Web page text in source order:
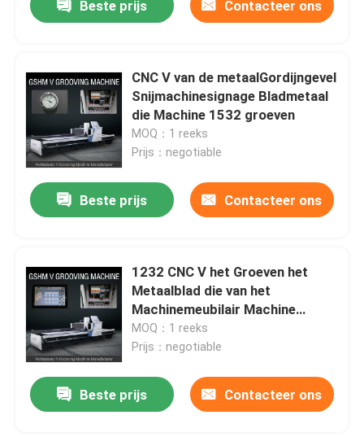
Beste prijs Contacteer ons
CNC V van de metaalGordijngevel
Snijmachinesignage Bladmetaal
die Machine 1532 groeven
MOQ：1 reeks
Prijs：negotiable
Beste prijs Contacteer ons
1232 CNC V het Groeven het
Metaalblad die van het
Machinemeubilair Machine
groeven
MOQ：1 reeks
Prijs：negotiable
Beste prijs Contacteer ons